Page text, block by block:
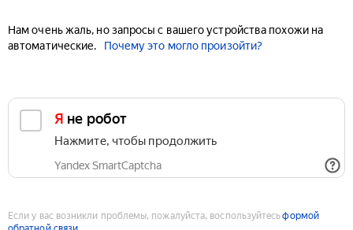
Нам очень жаль, но запросы с вашего устройства похожи на
автоматические.
Почему это могло произойти?
Я не робот
Нажмите, чтобы продолжить
Yandex SmartCaptcha
Если у вас возникли проблемы, пожалуйста, воспользуйтесьформой